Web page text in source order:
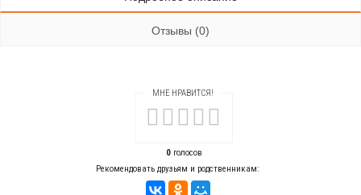
Отзывы (0)
МНЕ НРАВИТСЯ!
0голосов
Рекомендовать друзьям и родственникам: